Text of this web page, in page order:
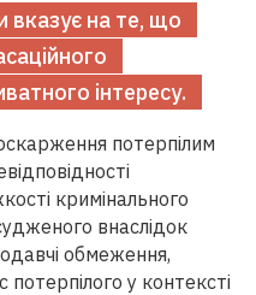
вказує на те, що
інтересу.
потерпілим
кримінального
внаслідок
обмеження,
у контексті